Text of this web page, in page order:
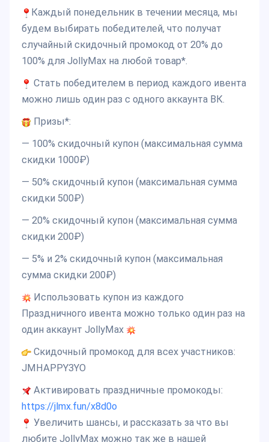
Каждый понедельник в течении месяца, мы
будем выбирать победителей, что получат
случайный скидочный промокод от 20% до
100% для JollyMax на любой товар*.
Стать победителем в период каждого ивента
можно лишь один раз с одного аккаунта ВК.
Призы*:
— 100% скидочный купон (максимальная сумма
скидки 1000₽)
— 50% скидочный купон (максимальная сумма
скидки 500₽)
— 20% скидочный купон (максимальная сумма
скидки 200₽)
— 5% и 2% скидочный купон (максимальная
сумма скидки 200₽)
Использовать купон из каждого
Праздничного ивента можно только один раз на
один аккаунт JollyMax
Скидочный промокод для всех участников:
JMHAPPY3YO
Активировать праздничные промокоды:
https://jlmx.fun/x8d0o
Увеличить шансы, и рассказать за что вы
любите JollyMax можно так же в нашей